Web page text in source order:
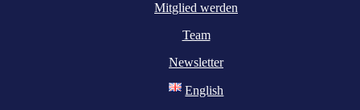
Mitglied werden
Team
Newsletter
English